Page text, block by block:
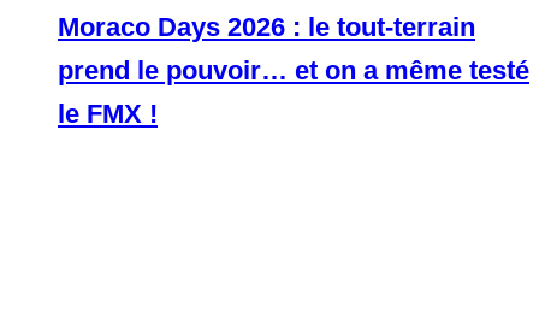
Moraco Days 2026 : le tout-terrain
prend le pouvoir… et on a même testé
le FMX !